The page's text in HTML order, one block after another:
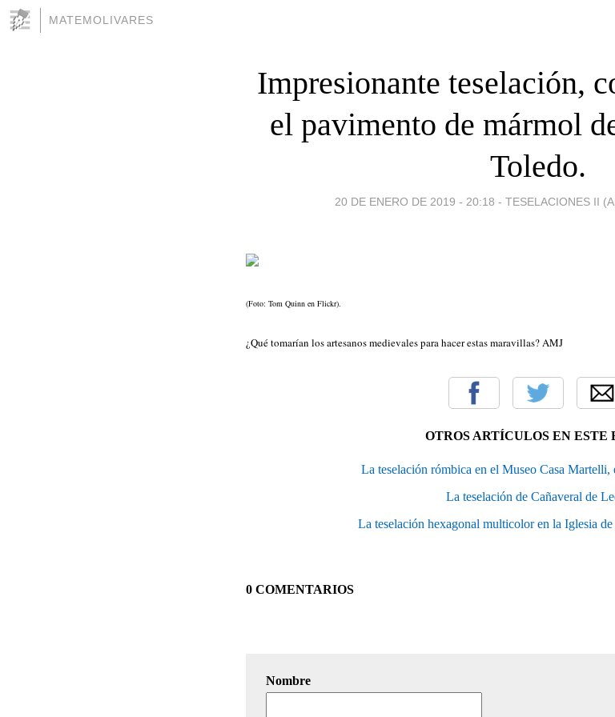
MATEMOLIVARES
Impresionante teselación,
el pavimento de mármol
Toledo.
20 DE ENERO DE 2019 - 20:18 - TESELACIONES II
(Foto: Tom Quinn en Flickr).
¿Qué tomarían los artesanos medievales para hacer estas maravillas? AMJ
OTROS ARTÍCULOS EN ESTE
La teselación rómbica en el Museo Casa Martelli,
La teselación de Cañaveral de
La teselación hexagonal multicolor en la Iglesia
0 COMENTARIOS
Nombre